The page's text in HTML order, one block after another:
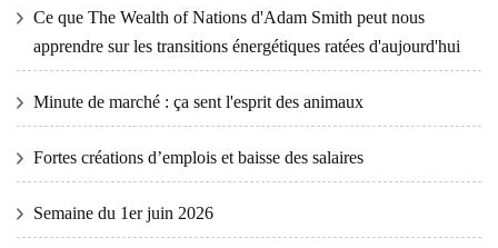
Ce que The Wealth of Nations d'Adam Smith peut nous
apprendre sur les transitions énergétiques ratées d'aujourd'hui
Minute de marché : ça sent l'esprit des animaux
Fortes créations d’emplois et baisse des salaires
Semaine du 1er juin 2026